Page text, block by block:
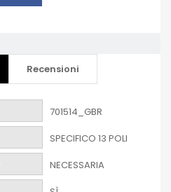
Recensioni
701514_GBR
SPECIFICO 13 POLI
NECESSARIA